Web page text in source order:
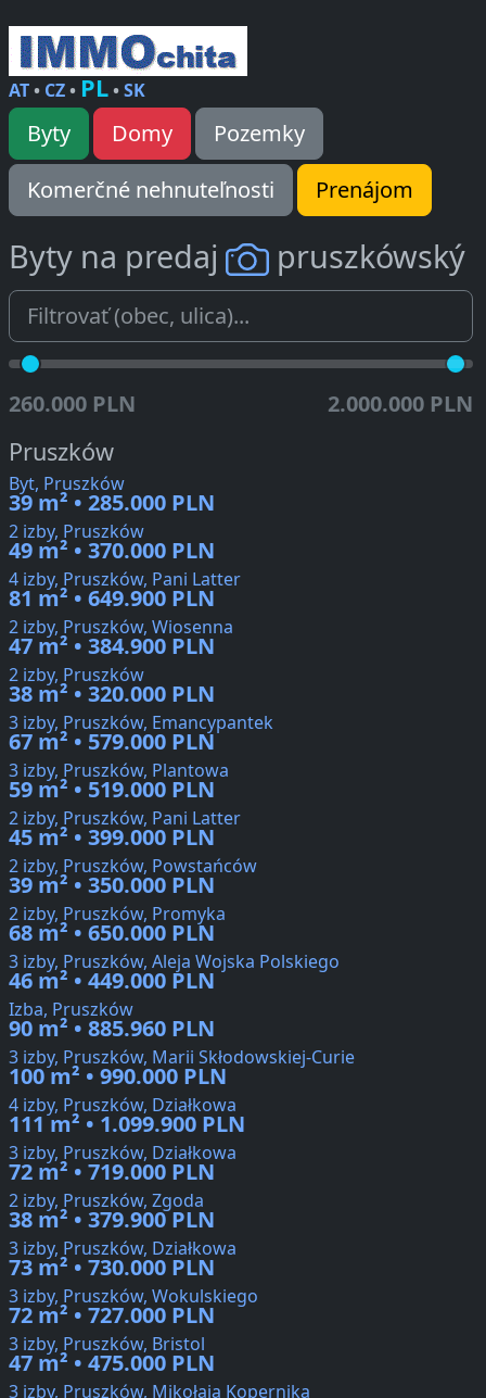
AT• CZ• PL•SK
Byty Domy
Pozemky
Komerčné nehnuteľnosti
Prenájom
Byty na predaj pruszkówský
260.000 PLN 2.000.000 PLN
Pruszków
Byt, Pruszków
39 m² • 285.000 PLN
2 izby, Pruszków
49 m² • 370.000 PLN
4 izby, Pruszków, Pani Latter
81 m² • 649.900 PLN
2 izby, Pruszków, Wiosenna
47 m² • 384.900 PLN
2 izby, Pruszków
38 m² • 320.000 PLN
3 izby, Pruszków, Emancypantek
67 m² • 579.000 PLN
3 izby, Pruszków, Plantowa
59 m² • 519.000 PLN
2 izby, Pruszków, Pani Latter
45 m² • 399.000 PLN
2 izby, Pruszków, Powstańców
39 m² • 350.000 PLN
2 izby, Pruszków, Promyka
68 m² • 650.000 PLN
3 izby, Pruszków, Aleja Wojska Polskiego
46 m² • 449.000 PLN
Izba, Pruszków
90 m² • 885.960 PLN
3 izby, Pruszków, Marii Skłodowskiej-Curie
100 m² • 990.000 PLN
4 izby, Pruszków, Działkowa
111 m² • 1.099.900 PLN
3 izby, Pruszków, Działkowa
72 m² • 719.000 PLN
2 izby, Pruszków, Zgoda
38 m² • 379.900 PLN
3 izby, Pruszków, Działkowa
73 m² • 730.000 PLN
3 izby, Pruszków, Wokulskiego
72 m² • 727.000 PLN
3 izby, Pruszków, Bristol
47 m² • 475.000 PLN
3 izby, Pruszków, Mikołaja Kopernika